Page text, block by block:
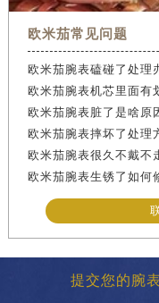
欧米茄常见问题
欧米茄腕表磕碰了处理
欧米茄腕表机芯里面有
欧米茄腕表脏了是啥原
欧米茄腕表摔坏了处理
欧米茄腕表很久不戴不
欧米茄腕表生锈了如何
提交您的腕